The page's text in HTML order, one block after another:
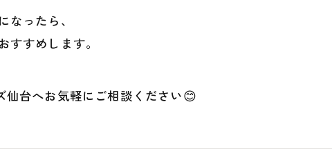
なったら、
すめします。
台へお気軽にご相談ください😊